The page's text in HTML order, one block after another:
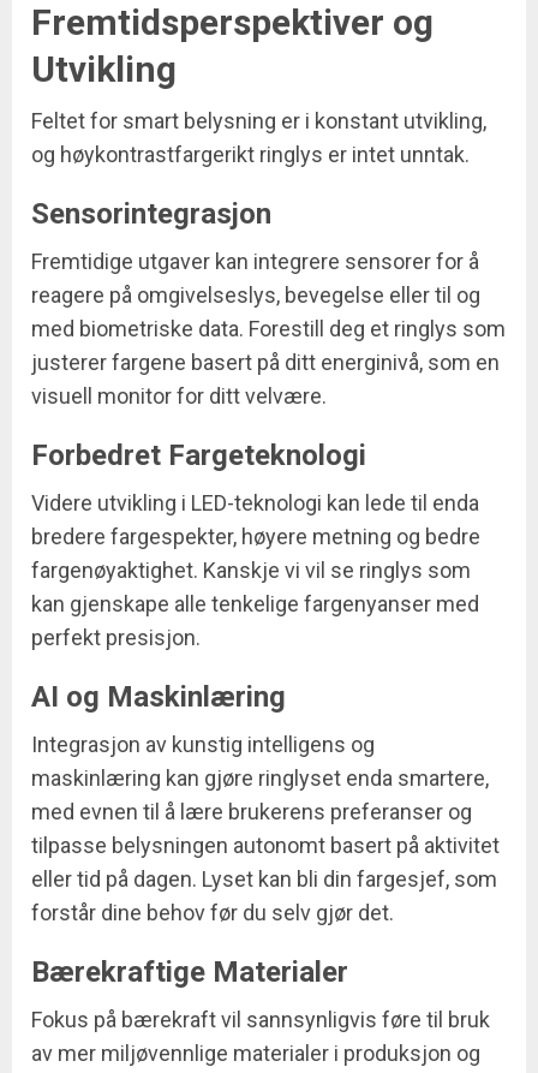
Fremtidsperspektiver og
Utvikling
Feltet for smart belysning er i konstant utvikling,
og høykontrastfargerikt ringlys er intet unntak.
Sensorintegrasjon
Fremtidige utgaver kan integrere sensorer for å
reagere på omgivelseslys, bevegelse eller til og
med biometriske data. Forestill deg et ringlys som
justerer fargene basert på ditt energinivå, som en
visuell monitor for ditt velvære.
Forbedret Fargeteknologi
Videre utvikling i LED-teknologi kan lede til enda
bredere fargespekter, høyere metning og bedre
fargenøyaktighet. Kanskje vi vil se ringlys som
kan gjenskape alle tenkelige fargenyanser med
perfekt presisjon.
AI og Maskinlæring
Integrasjon av kunstig intelligens og
maskinlæring kan gjøre ringlyset enda smartere,
med evnen til å lære brukerens preferanser og
tilpasse belysningen autonomt basert på aktivitet
eller tid på dagen. Lyset kan bli din fargesjef, som
forstår dine behov før du selv gjør det.
Bærekraftige Materialer
Fokus på bærekraft vil sannsynligvis føre til bruk
av mer miljøvennlige materialer i produksjon og